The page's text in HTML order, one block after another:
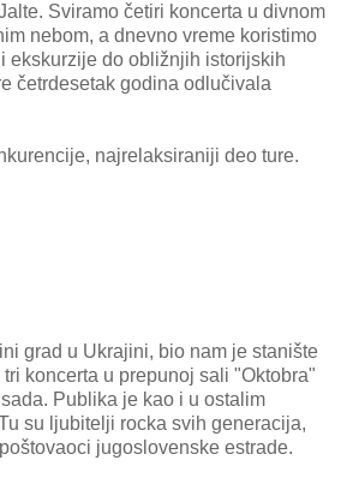
Sviramo četiri koncerta u divnom
nebom, a dnevno vreme koristimo
ekskurzije do obližnjih istorijskih
četrdesetak godina odlučivala
najrelaksiraniji deo ture.
grad u Ukrajini, bio nam je stanište
koncerta u prepunoj sali "Oktobra"
Publika je kao i u ostalim
su ljubitelji rocka svih generacija,
jugoslovenske estrade.